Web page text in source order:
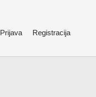
Prijava Registracija